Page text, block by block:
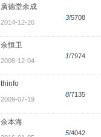
廣德堂余成
2014-12-26
3/5708
余恒卫
2008-12-04
1/7974
thinfo
2009-07-19
8/7135
余本海
5/4042